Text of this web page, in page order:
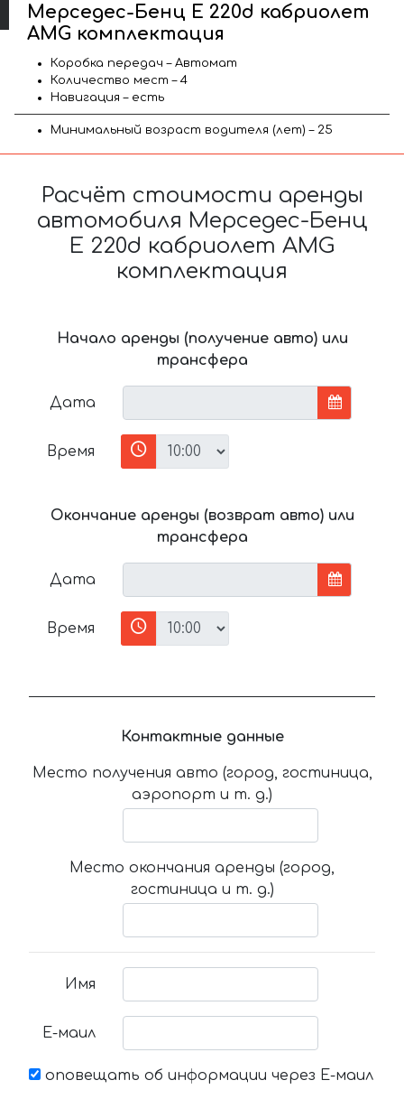
Мерседес-Бенц E 220d кабриолет
AMG комплектация
Коробка передач – Автомат
Количество мест – 4
Навигация – есть
Минимальный возраст водителя (лет) – 25
Расчёт стоимости аренды
автомобиля Мерседес-Бенц
E 220d кабриолет AMG
комплектация
Начало аренды (получение авто) или
трансфера
Дата
Время
Окончание аренды (возврат авто) или
трансфера
Дата
Время
Контактные данные
Место получения авто (город, гостиница,
аэропорт и т. д.)
Место окончания аренды (город,
гостиница и т. д.)
Имя
Е-маил
оповещать об информации через Е-маил